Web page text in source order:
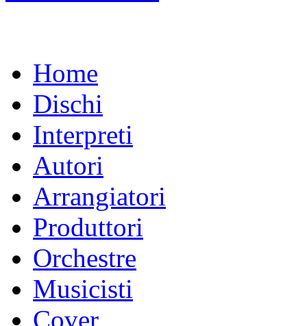
Home
Dischi
Interpreti
Autori
Arrangiatori
Produttori
Orchestre
Musicisti
Cover